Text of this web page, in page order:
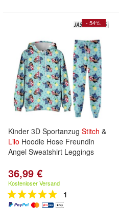
- 54%
Kinder 3D Sportanzug Stitch &
Lilo Hoodie Hose Freundin
Angel Sweatshirt Leggings
36,99 €
Kostenloser Versand
1